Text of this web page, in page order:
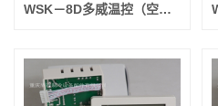
WSK－8D多威温控（空调房间用）带背光蓝屏 （温度调18-27度）